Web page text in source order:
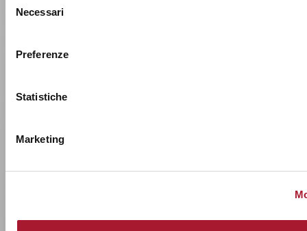
delNecessari
Preferenze
Statistiche
Marketing